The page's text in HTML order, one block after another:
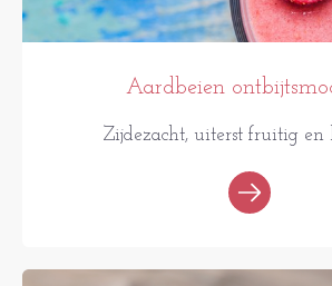
Aardbeien
Zijdezacht, uiterst fruitig en